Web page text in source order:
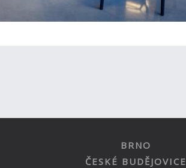
BRNO
ČESKÉ BUDĚJOVICE